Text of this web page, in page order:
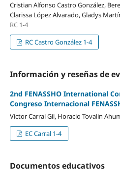
Cristian Alfonso Castro González,
Clarissa López Alvarado, Gladys
RC 1-4
RC Castro González 1-4
Información y reseñas de
2nd FENASSHO International
Congreso Internacional
Víctor Carral Gil, Horacio Tovalin
EC Carral 1-4
Documentos educativos